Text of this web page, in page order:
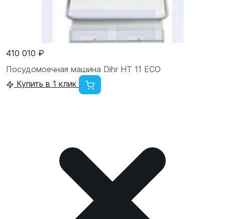
410 010 ₽
Посудомоечная машина Dihr HT 11 ECO
Купить в 1 клик